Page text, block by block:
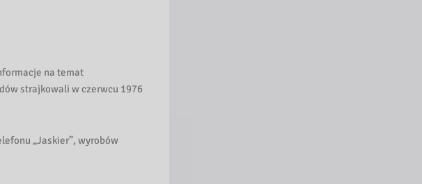
na temat
strajkowali w czerwcu 1976
„Jaskier”, wyrobów